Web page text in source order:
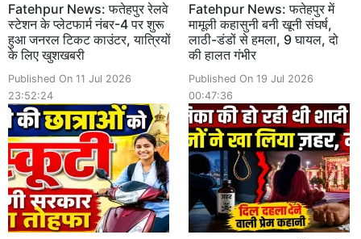
Fatehpur News: फतेहपुर रेलवे
स्टेशन के प्लेटफार्म नंबर-4 पर शुरू
हुआ जनरल टिकट काउंटर, यात्रियों
के लिए खुशखबरी
Published On 11 Jul 2026
23:52:24
Fatehpur News: फतेहपुर में
मामूली कहासुनी बनी खूनी संघर्ष,
लाठी-डंडों से हमला, 9 घायल, दो
की हालत गंभीर
Published On 19 Jul 2026
00:47:36